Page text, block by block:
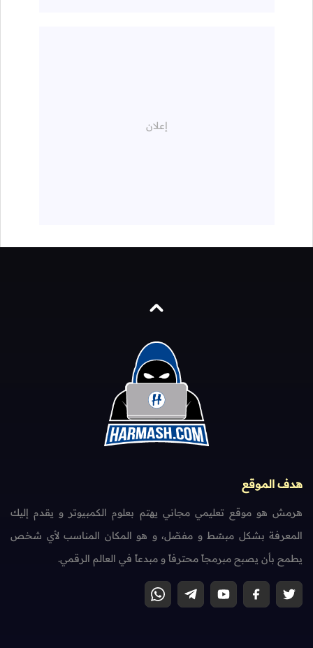
هدف الموقع
هرمش هو موقع تعليمي مجاني يهتم بعلوم الكمبيوتر و يقدم إليك
المعرفة بشكل مبسّط و مفصّل، و هو المكان المناسب لأي شخص
يطمح بأن يصبح مبرمجاً محترفاً و مبدعاً في العالم الرقمي.